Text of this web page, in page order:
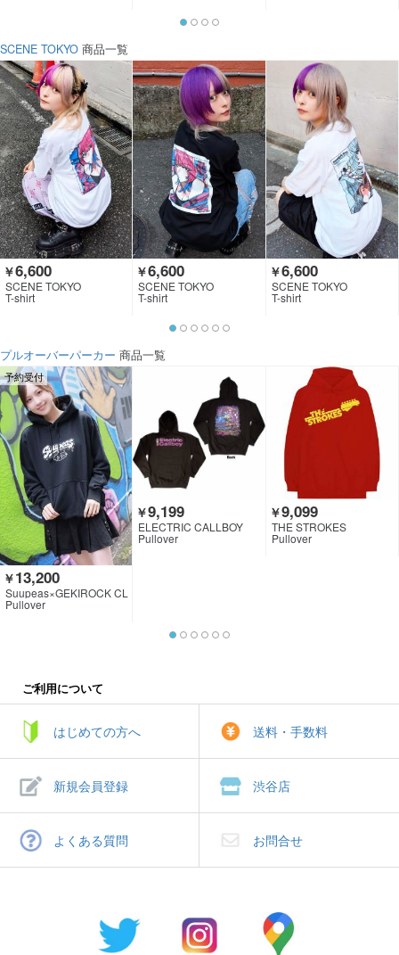
SCENE TOKYO 商品一覧
￥6,600
SCENE TOKYO
T-shirt
￥6,600
SCENE TOKYO
T-shirt
￥6,600
SCENE TOKYO
T-shirt
プルオーバーパーカー 商品一覧
予約受付
￥13,200
Suupeas×GEKIROCK CL
OTHING
Pullover
￥9,199
ELECTRIC CALLBOY
Pullover
￥9,099
THE STROKES
Pullover
ご利用について
はじめての方へ 送料・手数料
新規会員登録 渋谷店
よくある質問 お問合せ